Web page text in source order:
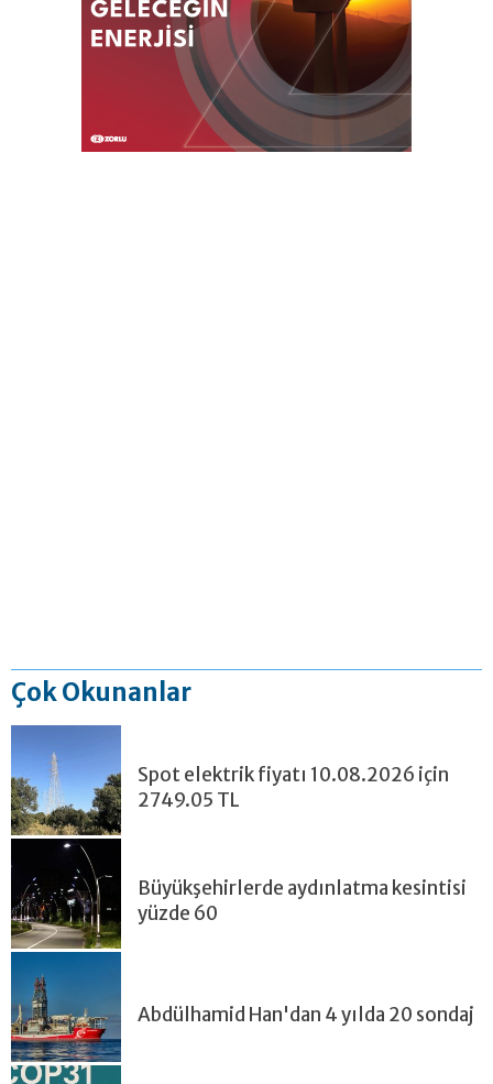
Çok Okunanlar
Spot elektrik fiyatı 10.08.2026 için
2749.05 TL
Büyükşehirlerde aydınlatma kesintisi
yüzde 60
Abdülhamid Han'dan 4 yılda 20 sondaj